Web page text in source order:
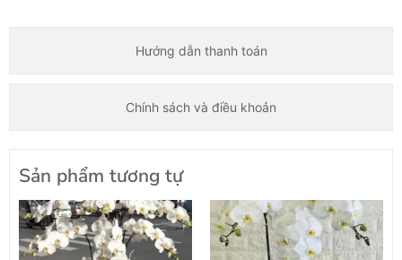
Hướng dẫn thanh toán
Chính sách và điều khoản
Sản phẩm tương tự